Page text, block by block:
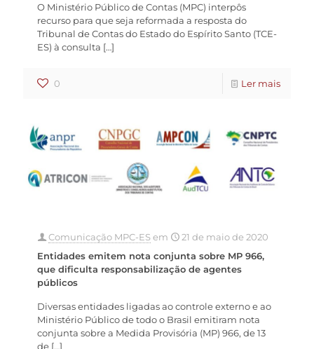
O Ministério Público de Contas (MPC) interpôs
recurso para que seja reformada a resposta do
Tribunal de Contas do Estado do Espírito Santo (TCE-
ES) à consulta […]
0 Ler mais
Comunicação MPC-ESem
21 de maio de 2020
Entidades emitem nota conjunta sobre MP 966,
que dificulta responsabilização de agentes
públicos
Diversas entidades ligadas ao controle externo e ao
Ministério Público de todo o Brasil emitiram nota
conjunta sobre a Medida Provisória (MP) 966, de 13
de […]